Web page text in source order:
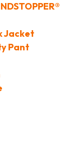
Jacket
Pant